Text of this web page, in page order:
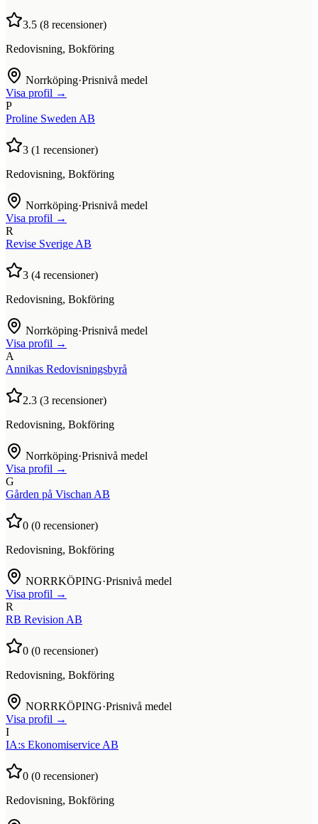
3.5 (8 recensioner)
Redovisning, Bokföring
Norrköping·Prisnivå medel
Visa profil →
P
Proline Sweden AB
3 (1 recensioner)
Redovisning, Bokföring
Norrköping·Prisnivå medel
Visa profil →
R
Revise Sverige AB
3 (4 recensioner)
Redovisning, Bokföring
Norrköping·Prisnivå medel
Visa profil →
A
Annikas Redovisningsbyrå
2.3 (3 recensioner)
Redovisning, Bokföring
Norrköping·Prisnivå medel
Visa profil →
G
Gården på Vischan AB
0 (0 recensioner)
Redovisning, Bokföring
NORRKÖPING·Prisnivå medel
Visa profil →
R
RB Revision AB
0 (0 recensioner)
Redovisning, Bokföring
NORRKÖPING·Prisnivå medel
Visa profil →
I
IA:s Ekonomiservice AB
0 (0 recensioner)
Redovisning, Bokföring